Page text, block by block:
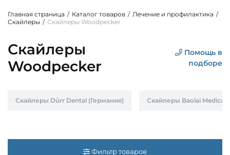
Главная страница / Каталог товаров / Лечение и профилактика /
Скайлеры / Скайлеры Woodpecker
Скайлеры
Woodpecker
Помощь в
подборе
Скайлеры Dürr Dental (Германия) Скайлеры Baolai Medical
Фильтр товаров